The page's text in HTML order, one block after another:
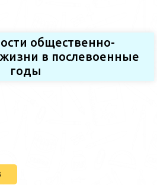
общественно-
в послевоенные
годы